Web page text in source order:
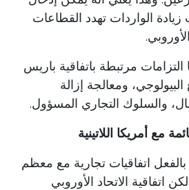
زيادة الواردات تهدد القطاعات
التزامات مرتبطة باتفاقية باريس
البيولوجي، ومعالجة إزالة
والسلوك التجاري المسؤول.
مع أمريكا اللاتينية
بالفعل اتفاقيات تجارية مع معظم
اتفاقية الاتحاد الأوروبي